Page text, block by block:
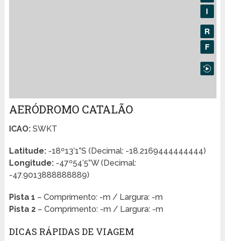
AERÓDROMO CATALÃO
ICAO:SWKT
Latitude:-18º13’1”S (Decimal: -18.2169444444444)
Longitude:-47º54’5”W (Decimal:
-47.9013888888889)
Pista 1 – Comprimento: -m / Largura: -m
Pista 2– Comprimento: -m / Largura: -m
DICAS RÁPIDAS DE VIAGEM